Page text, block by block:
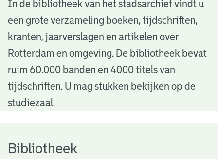
B
b
o
h
In de bibliotheek van het stadsarchief vindt u
een grote verzameling boeken, tijdschriften,
kranten, jaarverslagen en artikelen over
Rotterdam en omgeving. De bibliotheek bevat
ruim 60.000 banden en 4000 titels van
tijdschriften. U mag stukken bekijken op de
studiezaal.
Bibliotheek